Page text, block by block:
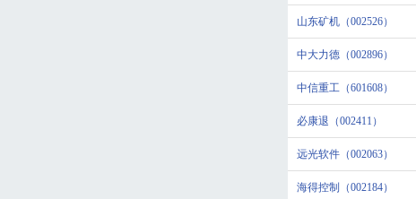
山东矿机（002526）
中大力德（002896）
中信重工（601608）
必康退（002411）
远光软件（002063）
海得控制（002184）